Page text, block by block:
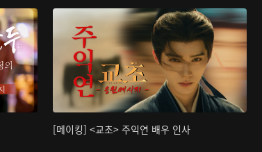
[메이킹] <교초> 주익연 배우 인사